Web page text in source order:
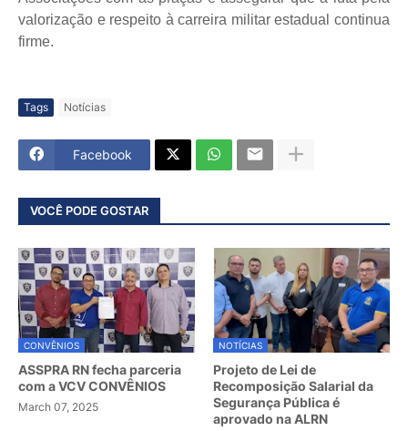
valorização e respeito à carreira militar estadual continua
firme.
Tags Notícias
Facebook
VOCÊ PODE GOSTAR
CONVÊNIOS
ASSPRA RN fecha parceria
com a VCV CONVÊNIOS
March 07, 2025
NOTÍCIAS
Projeto de Lei de
Recomposição Salarial da
Segurança Pública é
aprovado na ALRN